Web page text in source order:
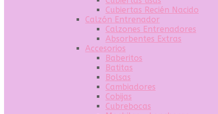
Cubiertas Recién Nacido
Calzón Entrenador
Calzones Entrenadores
Absorbentes Extras
Accesorios
Baberitos
Batitas
Bolsas
Cambiadores
Cobijas
Cubrebocas